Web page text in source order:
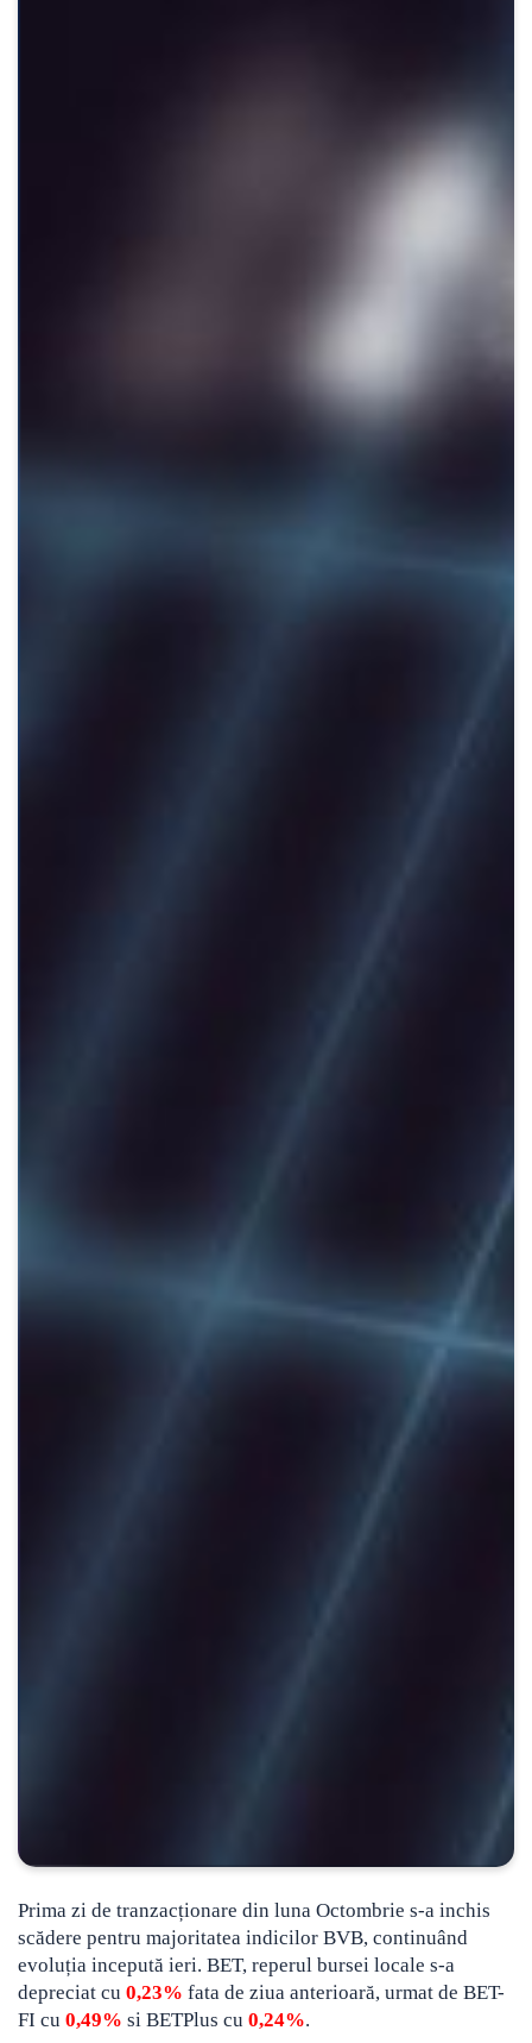
Prima zi de tranzacționare din luna Octombrie s-a inchis
scădere pentru majoritatea indicilor BVB, continuând
evoluția incepută ieri. BET, reperul bursei locale s-a
depreciat cu 0,23% fata de ziua anterioară, urmat de BET-
FI cu 0,49% si BETPlus cu 0,24%.